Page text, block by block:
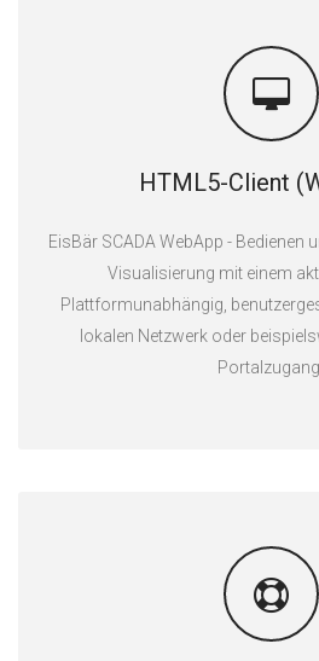
HTML5-Client
EisBär SCADA WebApp - Bedienen
Visualisierung mit einem
Plattformunabhängig,
lokalen Netzwerk oder
Portalzugang.